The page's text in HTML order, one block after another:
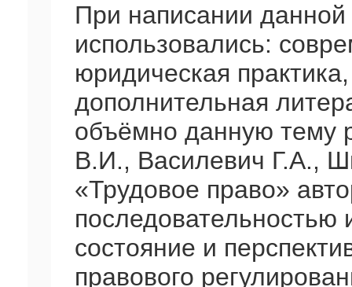
При написании данной
использовались:
юридическая
дополнительная
объёмно данную тему
В.И., Василевич Г.А.,
«Трудовое право»
последовательностью
состояние и
правового